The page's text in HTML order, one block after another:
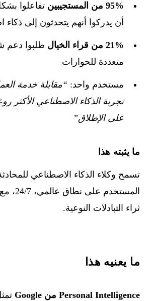
95% من المستجيبين
تفاعلوا
أن يدركوا أنهم يتحدثون إلى
21% من قراء الخيال
طلبوا
متعددة للحوارات
مستخدم واحد: “مقابلة خدمة
تجربة الذكاء الاصطناعي الأكثر
على الإطلاق”
ما يثبته هذا
تسمح وكلاء الذكاء الاصطناعي
المستخدم
ثراء التبادلات النوعية.
ما يعنيه هذا
Personal Intelligence من Google